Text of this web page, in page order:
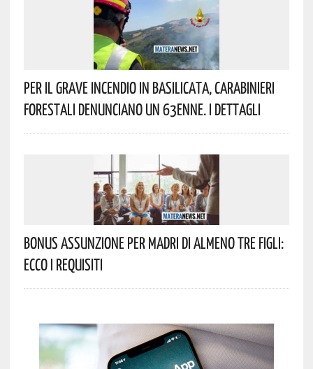
Per Il Grave Incendio In Basilicata, Carabinieri
Forestali Denunciano Un 63enne. I Dettagli
Bonus Assunzione Per Madri Di Almeno Tre Figli:
Ecco I Requisiti